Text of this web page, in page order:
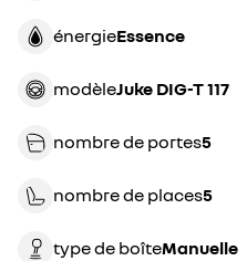
énergie essence
modèle Juke DIG-T 117
nombre de portes5
nombre de places5
type de boîte manuelle